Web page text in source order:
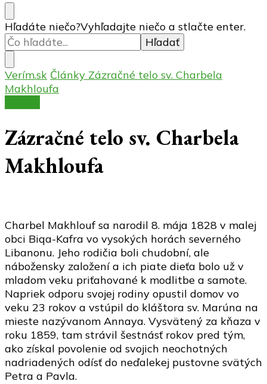
Hľadáte niečo?Vyhľadajte niečo a stlačte enter.
Verím.sk Články Zázračné telo sv. Charbela
Makhloufa
Zázračné telo sv. Charbela
Makhloufa
Charbel Makhlouf sa narodil 8. mája 1828 v malej
obci Biqa-Kafra vo vysokých horách severného
Libanonu. Jeho rodičia boli chudobní, ale
nábožensky založení a ich piate dieťa bolo už v
mladom veku priťahované k modlitbe a samote.
Napriek odporu svojej rodiny opustil domov vo
veku 23 rokov a vstúpil do kláštora sv. Marúna na
mieste nazývanom Annaya. Vysvätený za kňaza v
roku 1859, tam strávil šestnásť rokov pred tým,
ako získal povolenie od svojich neochotných
nadriadených odísť do neďalekej pustovne svätých
Petra a Pavla.